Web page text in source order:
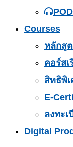
Courses
หลักสู
คอร์ส
สิทธิพิ
E-
ลงทะเ
Digital